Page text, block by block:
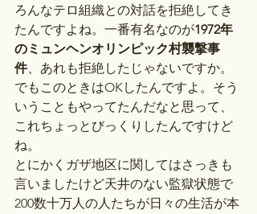
ろんなテロ組織との対話を拒絶してき
たんですよね。一番有名なのが1972年
のミュンヘンオリンピック村襲撃事
件、あれも拒絶したじゃないですか。
でもこのときはOKしたんですよ。そう
いうこともやってたんだなと思って、
これちょっとびっくりしたんですけど
ね。
とにかくガザ地区に関してはさっきも
言いましたけど天井のない監獄状態で
200数十万人の人たちが日々の生活が本